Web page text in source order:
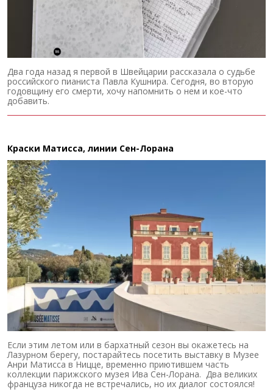
Два года назад я первой в Швейцарии рассказала о судьбе
российского пианиста Павла Кушнира. Сегодня, во вторую
годовщину его смерти, хочу напомнить о нем и кое-что
добавить.
Краски Матисса, линии Сен-Лорана
Если этим летом или в бархатный сезон вы окажетесь на
Лазурном берегу, постарайтесь посетить выставку в Музее
Анри Матисса в Ницце, временно приютившем часть
коллекции парижского музея Ива Сен-Лорана. Два великих
француза никогда не встречались, но их диалог состоялся!